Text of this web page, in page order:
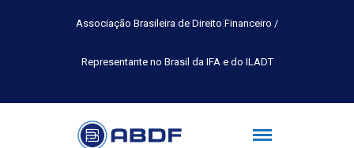
Associação Brasileira de Direito Financeiro /
Representante no Brasil da IFA e do ILADT